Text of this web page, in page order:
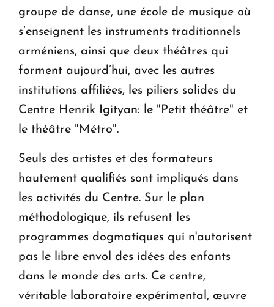
groupe de danse, une école de musique où
s’enseignent les instruments traditionnels
arméniens, ainsi que deux théâtres qui
forment aujourd’hui, avec les autres
institutions affiliées, les piliers solides du
Centre Henrik Igityan: le "Petit théâtre" et
le théâtre "Métro".
Seuls des artistes et des formateurs
hautement qualifiés sont impliqués dans
les activités du Centre. Sur le plan
méthodologique, ils refusent les
programmes dogmatiques qui n'autorisent
pas le libre envol des idées des enfants
dans le monde des arts. Ce centre,
véritable laboratoire expérimental, œuvre